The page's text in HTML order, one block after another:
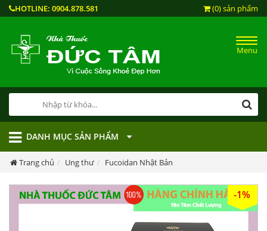
HOTLINE: 0904.878.581 (0) sản phẩm
Menu
DANH MỤC SẢN PHẨM
Trang chủ Ung thư Fucoidan Nhật Bản
-1%